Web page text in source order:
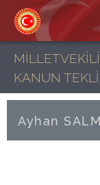
KANUN
Ayhan